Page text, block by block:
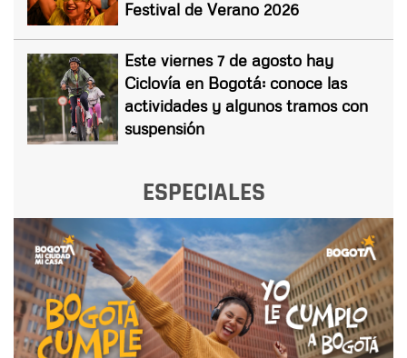
Festival de Verano 2026
Este viernes 7 de agosto hay
Ciclovía en Bogotá: conoce las
actividades y algunos tramos con
suspensión
ESPECIALES